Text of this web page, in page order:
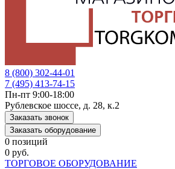
8 (800) 302-44-01
7 (495) 413-74-15
Пн-пт 9:00-18:00
Рублевское шоссе, д. 28, к.2
Заказать звонок
Заказать оборудование
0 позиций
0 руб.
ТОРГОВОЕ ОБОРУДОВАНИЕ